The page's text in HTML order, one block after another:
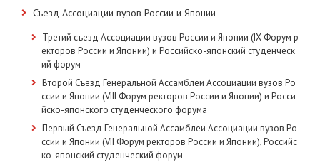
Съезд Ассоциации вузов России и Японии
Третий съезд Ассоциации вузов России и Японии (IX Форум р
екторов России и Японии) и Российско-японский студенческ
ий форум
Второй Съезд Генеральной Ассамблеи Ассоциации вузов Ро
ссии и Японии (VIII Форум ректоров России и Японии) и Росси
йско-японского студенческого форума
Первый Съезд Генеральной Ассамблеи Ассоциации вузов Ро
ссии и Японии (VII Форум ректоров России и Японии), Российс
ко-японский студенческий форум